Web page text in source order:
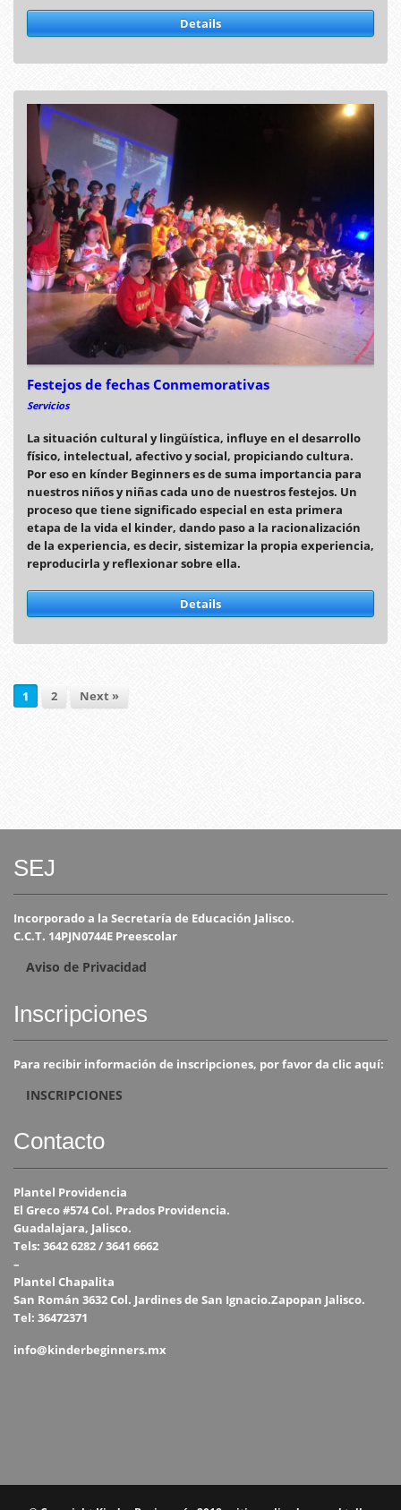
Details
Festejos de fechas Conmemorativas
Servicios
La situación cultural y lingüística, influye en el desarrollo
físico, intelectual, afectivo y social, propiciando cultura.
Por eso en kínder Beginners es de suma importancia para
nuestros niños y niñas cada uno de nuestros festejos. Un
proceso que tiene significado especial en esta primera
etapa de la vida el kinder, dando paso a la racionalización
de la experiencia, es decir, sistemizar la propia experiencia,
reproducirla y reflexionar sobre ella.
Details
1 2 Next »
SEJ
Incorporado a la Secretaría de Educación Jalisco.
C.C.T. 14PJN0744E Preescolar
Aviso de Privacidad
Inscripciones
Para recibir información de inscripciones, por favor da clic aquí:
INSCRIPCIONES
Contacto
Plantel Providencia
El Greco #574 Col. Prados Providencia.
Guadalajara, Jalisco.
Tels: 3642 6282 / 3641 6662
–
Plantel Chapalita
San Román 3632 Col. Jardines de San Ignacio.Zapopan Jalisco.
Tel: 36472371
info@kinderbeginners.mx